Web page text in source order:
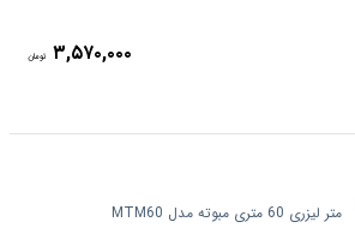
۳,۵۷۰,۰۰۰ تومان
متر لیزری 60 متری مبوته مدل MTM60